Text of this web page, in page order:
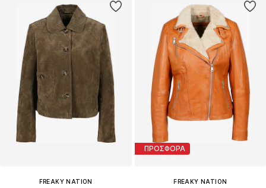
FREAKY NATION
ΠΡΟΣΦΟΡΑ
FREAKY NATION